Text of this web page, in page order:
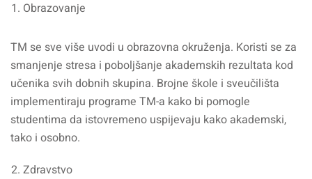
Obrazovanje
TM se sve više uvodi u obrazovna okruženja. Koristi se za
smanjenje stresa i poboljšanje akademskih rezultata kod
učenika svih dobnih skupina. Brojne škole i sveučilišta
implementiraju programe TM-a kako bi pomogle
studentima da istovremeno uspijevaju kako akademski,
tako i osobno.
Zdravstvo